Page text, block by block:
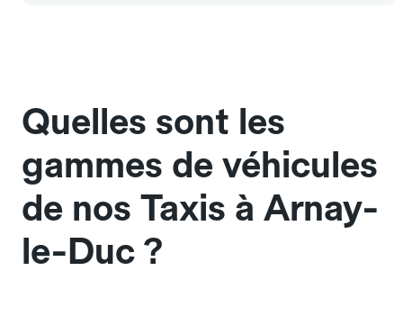
Quelles sont les
gammes de véhicules
de nos Taxis à Arnay-
le-Duc ?